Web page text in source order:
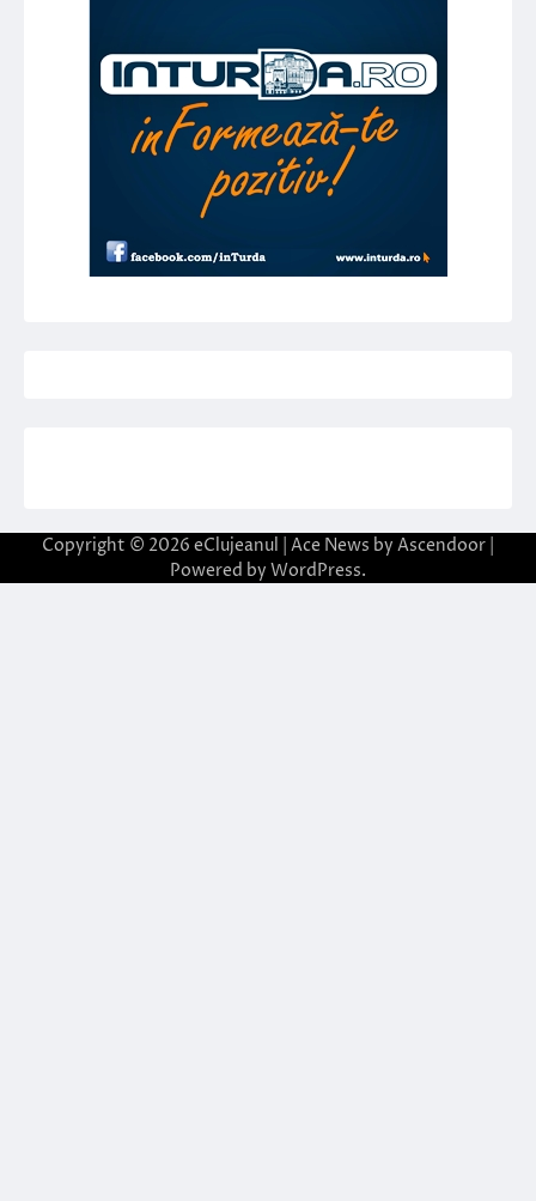
Copyright © 2026 eClujeanul | Ace News by Ascendoor
Powered by WordPress.